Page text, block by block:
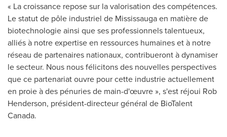
« La croissance repose sur la valorisation des compétences.
Le statut de pôle industriel de Mississaugaen matière de
biotechnologie ainsi que ses professionnels talentueux,
alliés à notre expertise en ressources humaines et à notre
réseau de partenaires nationaux, contribueront à dynamiser
le secteur. Nous nous félicitons des nouvelles perspectives
que ce partenariat ouvre pour cette industrie actuellement
en proie à des pénuries de main-d'œuvre », s'est réjoui Rob
Henderson, président-directeur général de BioTalent
Canada.